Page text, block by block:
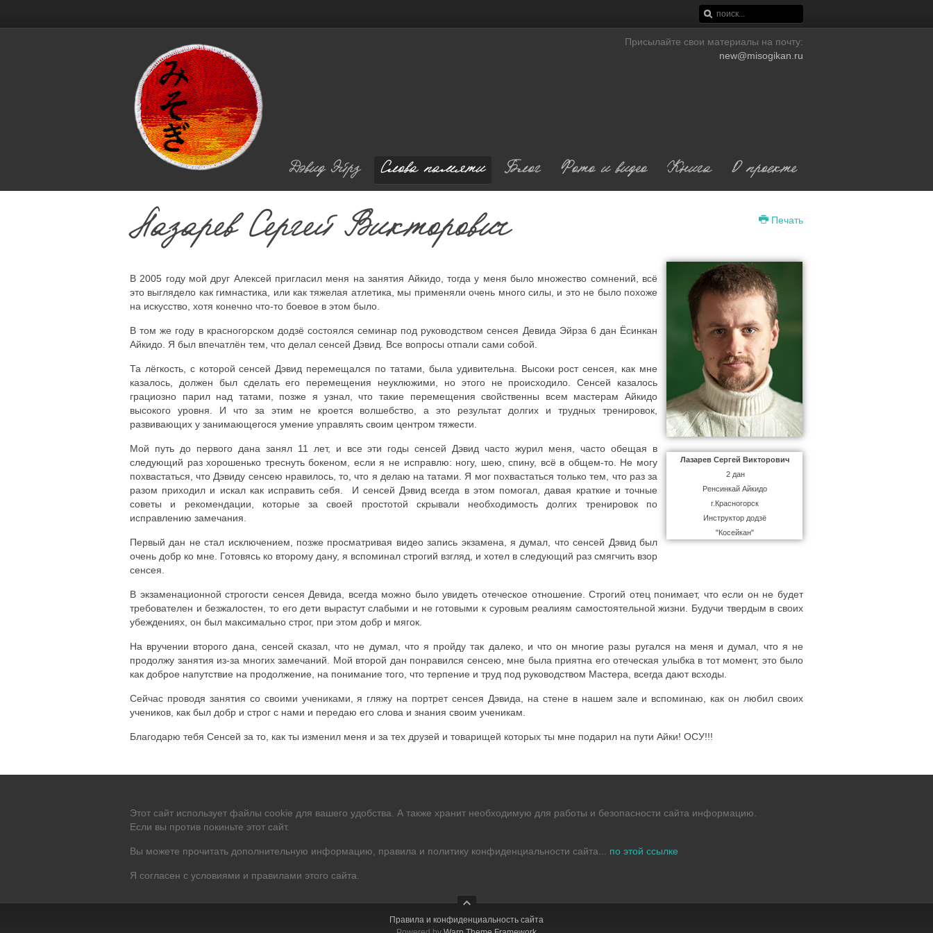
Присылайте свои материалы на почту:
new@misogikan.ru
Дэвид Эйрз Слова памяти Блог Фото и видео Книга О проeкте
Печать
Лазарев Сергей Викторович
Лазарев Сергей Викторович
2 дан
Ренсинкай Айкидо
г.Красногорск
Инструктор додзё
"Косейкан"
В 2005 году мой друг Алексей пригласил меня на занятия Айкидо, тогда у меня было множество сомнений, всё
это выглядело как гимнастика, или как тяжелая атлетика, мы применяли очень много силы, и это не было похоже
на искусство, хотя конечно что-то боевое в этом было.
В том же году в красногорском додзё состоялся семинар под руководством сенсея Девида Эйрза 6 дан Ёсинкан
Айкидо. Я был впечатлён тем, что делал сенсей Дэвид. Все вопросы отпали сами собой.
Та лёгкость, с которой сенсей Дэвид перемещался по татами, была удивительна. Высоки рост сенсея, как мне
казалось, должен был сделать его перемещения неуклюжими, но этого не происходило. Сенсей казалось
грациозно парил над татами, позже я узнал, что такие перемещения свойственны всем мастерам Айкидо
высокого уровня. И что за этим не кроется волшебство, а это результат долгих и трудных тренировок,
развивающих у занимающегося умение управлять своим центром тяжести.
Мой путь до первого дана занял 11 лет, и все эти годы сенсей Дэвид часто журил меня, часто обещая в
следующий раз хорошенько треснуть бокеном, если я не исправлю: ногу, шею, спину, всё в общем-то. Не могу
похвастаться, что Дэвиду сенсею нравилось, то, что я делаю на татами. Я мог похвастаться только тем, что раз за
разом приходил и искал как исправить себя. И сенсей Дэвид всегда в этом помогал, давая краткие и точные
советы и рекомендации, которые за своей простотой скрывали необходимость долгих тренировок по
исправлению замечания.
Первый дан не стал исключением, позже просматривая видео запись экзамена, я думал, что сенсей Дэвид был
очень добр ко мне. Готовясь ко второму дану, я вспоминал строгий взгляд, и хотел в следующий раз смягчить взор
сенсея.
В экзаменационной строгости сенсея Девида, всегда можно было увидеть отеческое отношение. Строгий отец понимает, что если он не будет
требователен и безжалостен, то его дети вырастут слабыми и не готовыми к суровым реалиям самостоятельной жизни. Будучи твердым в своих
убеждениях, он был максимально строг, при этом добр и мягок.
На вручении второго дана, сенсей сказал, что не думал, что я пройду так далеко, и что он многие разы ругался на меня и думал, что я не
продолжу занятия из-за многих замечаний. Мой второй дан понравился сенсею, мне была приятна его отеческая улыбка в тот момент, это было
как доброе напутствие на продолжение, на понимание того, что терпение и труд под руководством Мастера, всегда дают всходы.
Сейчас проводя занятия со своими учениками, я гляжу на портрет сенсея Дэвида, на стене в нашем зале и вспоминаю, как он любил своих
учеников, как был добр и строг с нами и передаю его слова и знания своим ученикам.
Благодарю тебя Сенсей за то, как ты изменил меня и за тех друзей и товарищей которых ты мне подарил на пути Айки! ОСУ!!!
Этот сайт использует файлы cookie для вашего удобства. А также хранит необходимую для работы и безопасности сайта информацию.
Если вы против покиньте этот сайт.
Вы можете прочитать дополнительную информацию, правила и политику конфиденциальности сайта... по этой ссылке
Я согласен с условиями и правилами этого сайта.
Правила и конфиденциальность сайта